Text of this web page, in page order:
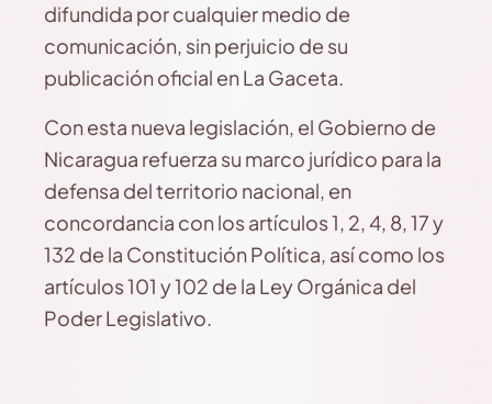
difundida por cualquier medio de
comunicación, sin perjuicio de su
publicación oficial en La Gaceta.
Con esta nueva legislación, el Gobierno de
Nicaragua refuerza su marco jurídico para la
defensa del territorio nacional, en
concordancia con los artículos 1, 2, 4, 8, 17 y
132 de la Constitución Política, así como los
artículos 101 y 102 de la Ley Orgánica del
Poder Legislativo.